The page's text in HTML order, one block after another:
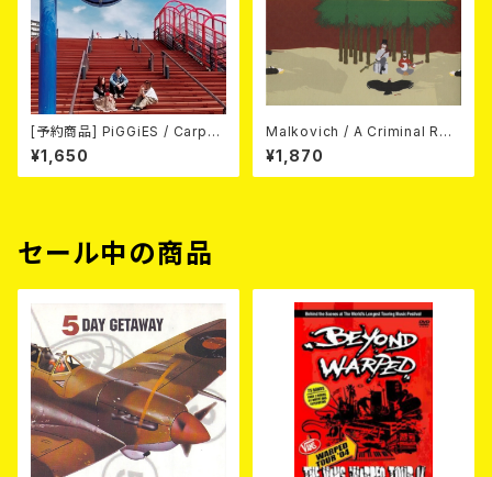
[予約商品] PiGGiES / Carpe
diem (CD) 2026年8月12日リ
リース予定
¥1,650
Malkovich / A Criminal Rec
ord CD
¥1,870
セール中の商品